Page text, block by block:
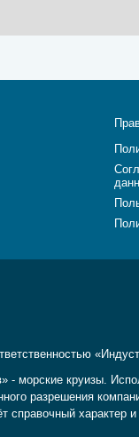
- морские круизы.
разрешения
справочный характер